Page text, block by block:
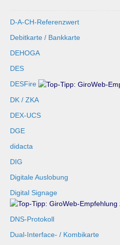
D-A-CH-Referenzwert
Debitkarte / Bankkarte
DEHOGA
DES
DESFire
DK / ZKA
DEX-UCS
DGE
didacta
DIG
Digitale Auslobung
Digital Signage
DNS-Protokoll
Dual-Interface- / Kombikarte